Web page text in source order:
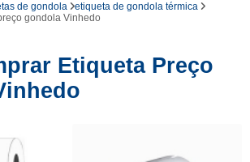
de gondola
etiqueta de gondola térmica
gondola Vinhedo
Etiqueta Preço